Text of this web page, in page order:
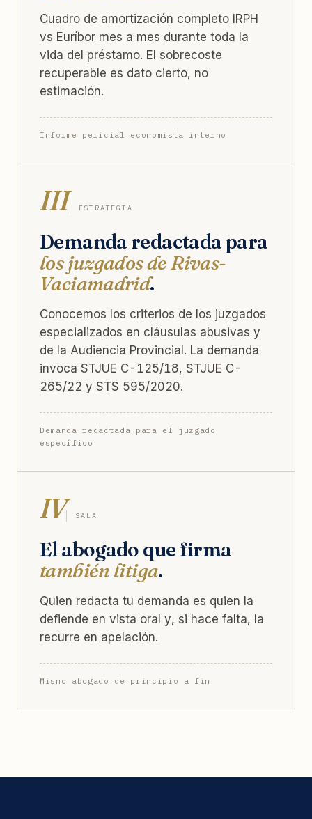
Cuadro de amortización completo IRPH
vs Euríbor mes a mes durante toda la
vida del préstamo. El sobrecoste
recuperable es dato cierto, no
estimación.
Informe pericial economista interno
III ESTRATEGIA
Demanda redactada para
los juzgados de Rivas-
Vaciamadrid.
Conocemos los criterios de los juzgados
especializados en cláusulas abusivas y
de la Audiencia Provincial. La demanda
invoca STJUE C-125/18, STJUE C-
265/22 y STS 595/2020.
Demanda redactada para el juzgado
específico
IV SALA
El abogado que firma
también litiga.
Quien redacta tu demanda es quien la
defiende en vista oral y, si hace falta, la
recurre en apelación.
Mismo abogado de principio a fin